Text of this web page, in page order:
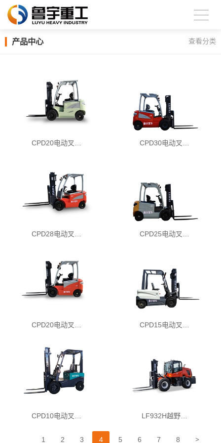
产品中心 查看分类
CPD20电动叉… CPD30电动叉…
CPD28电动叉… CPD25电动叉…
CPD20电动叉… CPD15电动叉…
CPD10电动叉… LF932H越野…
1 2 3 4 5 6 7 8 >